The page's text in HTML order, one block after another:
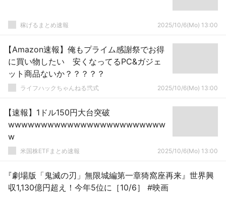
稼げるまとめ速報 2025/10/6(Mo) 13:00
【Amazon速報】俺もプライム感謝祭でお得
に買い物したい 安くなってるPC&ガジェ
ット商品ないか？？？？？
ライフハックちゃんねる弐式 2025/10/6(Mo) 13:00
【速報】1ドル150円大台突破
wwwwwwwwwwwwwwwwwwwwwwww
w
米国株ETFまとめ速報 2025/10/6(Mo) 13:00
『劇場版「鬼滅の刃」無限城編第一章猗窩座再来』世界興
収1,130億円超え！今年5位に［10/6］ #映画